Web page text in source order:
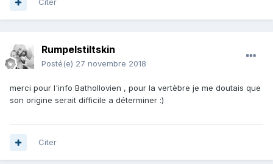
Citer
Rumpelstiltskin
Posté(e) 27 novembre 2018
merci pour l'info Bathollovien , pour la vertèbre je me doutais que
son origine serait difficile a déterminer :)
Citer